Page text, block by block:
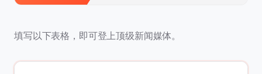
填写以下表格，即可登上顶级新闻媒体。